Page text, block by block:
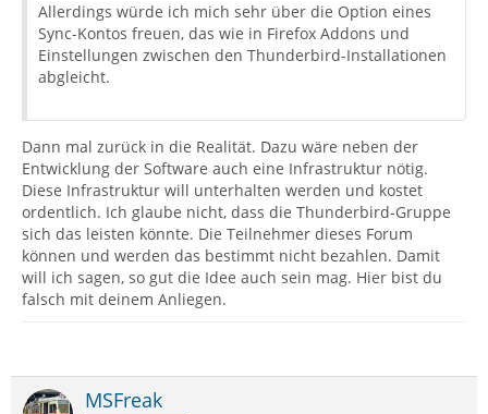
Allerdings würde ich mich sehr über die Option eines
Sync-Kontos freuen, das wie in Firefox Addons und
Einstellungen zwischen den Thunderbird-Installationen
abgleicht.
Dann mal zurück in die Realität. Dazu wäre neben der
Entwicklung der Software auch eine Infrastruktur nötig.
Diese Infrastruktur will unterhalten werden und kostet
ordentlich. Ich glaube nicht, dass die Thunderbird-Gruppe
sich das leisten könnte. Die Teilnehmer dieses Forum
können und werden das bestimmt nicht bezahlen. Damit
will ich sagen, so gut die Idee auch sein mag. Hier bist du
falsch mit deinem Anliegen.
MSFreak